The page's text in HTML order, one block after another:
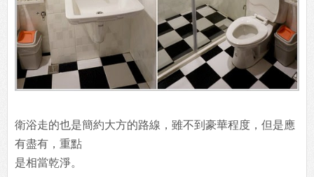
衛浴走的也是簡約大方的路線，雖不到豪華程度，但是應
有盡有，重點
是相當乾淨。